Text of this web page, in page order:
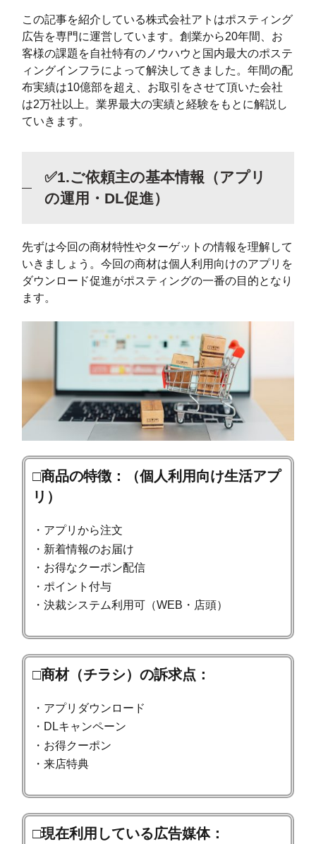
この記事を紹介している株式会社アトはポスティング
広告を専門に運営しています。創業から20年間、お
客様の課題を自社特有のノウハウと国内最大のポステ
ィングインフラによって解決してきました。年間の配
布実績は10億部を超え、お取引をさせて頂いた会社
は2万社以上。業界最大の実績と経験をもとに解説し
ていきます。
✅1.ご依頼主の基本情報（アプリ
の運用・DL促進）
先ずは今回の商材特性やターゲットの情報を理解して
いきましょう。今回の商材は個人利用向けのアプリを
ダウンロード促進がポスティングの一番の目的となり
ます。
□商品の特徴：（個人利用向け生活アプ
リ）
・アプリから注文
・新着情報のお届け
・お得なクーポン配信
・ポイント付与
・決裁システム利用可（WEB・店頭）
□商材（チラシ）の訴求点：
・アプリダウンロード
・DLキャンペーン
・お得クーポン
・来店特典
□現在利用している広告媒体：